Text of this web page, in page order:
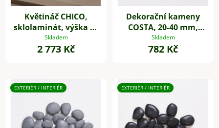
Květináč CHICO,
sklolaminát, výška 31
cm, béžová
Skladem
2 773 Kč
Dekorační kameny
COSTA, 20-40 mm,
plast, bílá
Skladem
782 Kč
EXTERIÉR / INTERIÉR EXTERIÉR / INTERIÉR